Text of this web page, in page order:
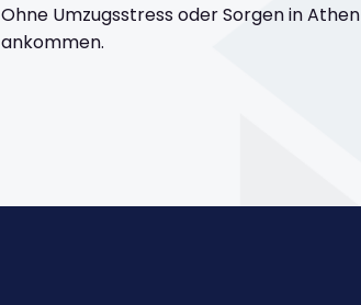
Ohne Umzugsstress oder Sorgen in Athen
ankommen.